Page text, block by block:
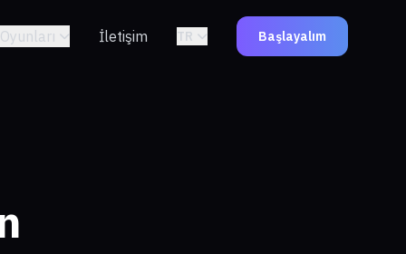
İletişim TR Başlayalım